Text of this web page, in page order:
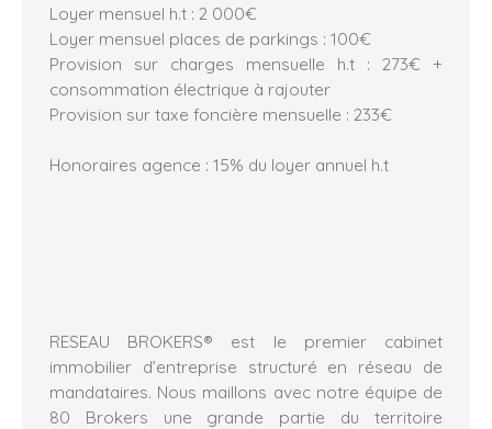
Loyer mensuel h.t : 2 000€
Loyer mensuel places de parkings : 100€
Provision sur charges mensuelle h.t : 273€ +
consommation électrique à rajouter
Provision sur taxe foncière mensuelle : 233€
Honoraires agence : 15% du loyer annuel h.t
RESEAU BROKERS® est le premier cabinet
immobilier d’entreprise structuré en réseau de
mandataires. Nous maillons avec notre équipe de
80 Brokers une grande partie du territoire